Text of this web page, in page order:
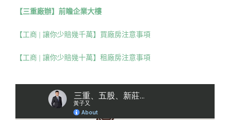
【三重廠辦】前瞻企業大樓
【工商 | 讓你少賠幾千萬】買廠房注意事項
【工商 | 讓你少賠幾十萬】租廠房注意事項